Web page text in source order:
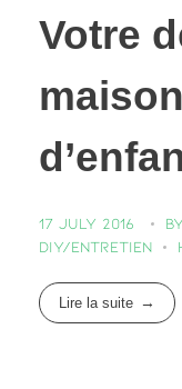
Votre
17 July 2016 by
DIY/entretien
Lire la suite